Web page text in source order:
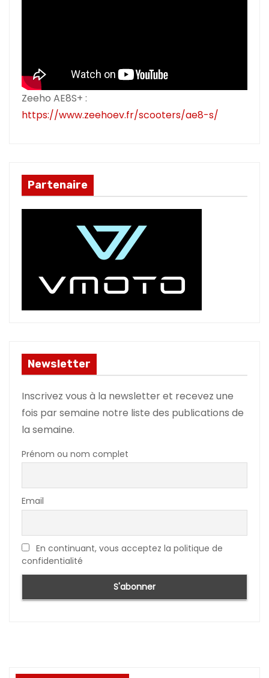
Zeeho AE8S+ :
https://www.zeehoev.fr/scooters/ae8-s/
Partenaire
Newsletter
Inscrivez vous à la newsletter et recevez une
fois par semaine notre liste des publications de
la semaine.
Prénom ou nom complet
Email
En continuant, vous acceptez la politique de
confidentialité